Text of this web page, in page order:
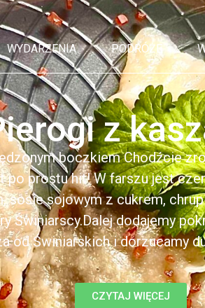
WYDARZENIA PODRÓŻE
z
boczkiem Chodźcie
po prostu hit! W farszu jest
sosie sojowym z cukrem,
Świniarscy.Dalej dodajemy
od Świniarskich i dorzucamy
CZYTAJ WIĘCEJ